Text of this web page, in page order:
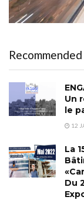
Un
le
12
La
Du